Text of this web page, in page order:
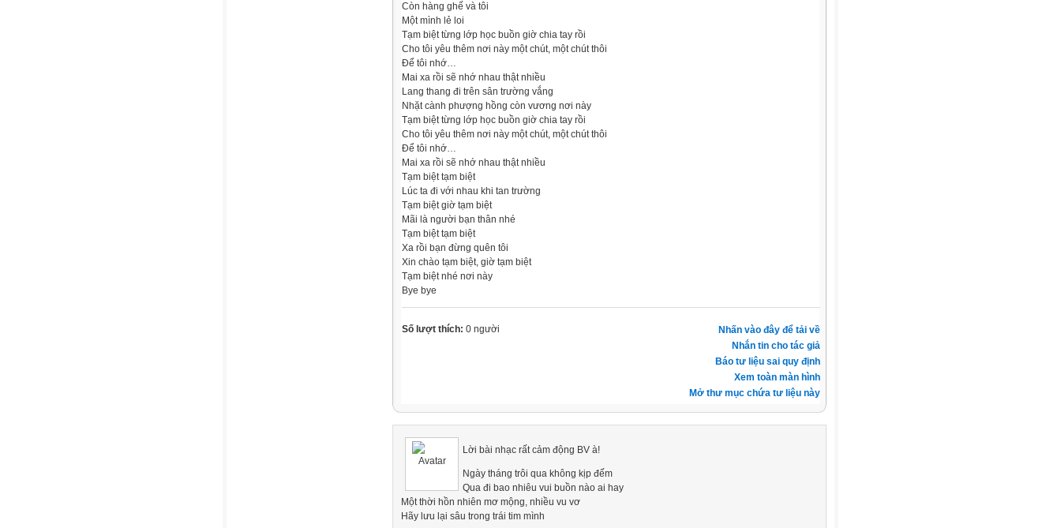
Còn hàng ghế và tôi
Một mình lẻ loi
Tạm biệt từng lớp học buồn giờ chia tay rồi
Cho tôi yêu thêm nơi này một chút, một chút thôi
Để tôi nhớ…
Mai xa rồi sẽ nhớ nhau thật nhiều
Lang thang đi trên sân trường vắng
Nhặt cành phượng hồng còn vương nơi này
Tạm biệt từng lớp học buồn giờ chia tay rồi
Cho tôi yêu thêm nơi này một chút, một chút thôi
Để tôi nhớ…
Mai xa rồi sẽ nhớ nhau thật nhiều
Tạm biệt tạm biệt
Lúc ta đi với nhau khi tan trường
Tạm biệt giờ tạm biệt
Mãi là người bạn thân nhé
Tạm biệt tạm biệt
Xa rồi bạn đừng quên tôi
Xin chào tạm biệt, giờ tạm biệt
Tạm biệt nhé nơi này
Bye bye
Nhấn vào đây để tải về
Nhắn tin cho tác giả
Báo tư liệu sai quy định
Xem toàn màn hình
Mở thư mục chứa tư liệu này
Số lượt thích: 0 người
Lời bài nhạc rất cảm động BV à!
Ngày tháng trôi qua không kịp đếm
Qua đi bao nhiêu vui buồn nào ai hay
Một thời hồn nhiên mơ mộng, nhiều vu vơ
Hãy lưu lại sâu trong trái tim mình